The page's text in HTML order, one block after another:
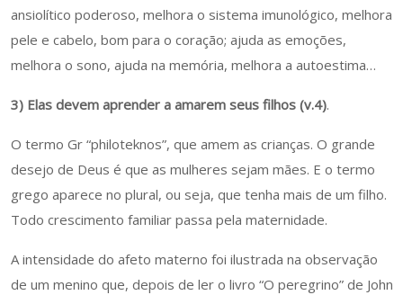
ansiolítico poderoso, melhora o sistema imunológico, melhora
pele e cabelo, bom para o coração; ajuda as emoções,
melhora o sono, ajuda na memória, melhora a autoestima…
3) Elas devem aprender a amarem seus filhos (v.4).
O termo Gr “philoteknos”, que amem as crianças. O grande
desejo de Deus é que as mulheres sejam mães. E o termo
grego aparece no plural, ou seja, que tenha mais de um filho.
Todo crescimento familiar passa pela maternidade.
A intensidade do afeto materno foi ilustrada na observação
de um menino que, depois de ler o livro “O peregrino” de John